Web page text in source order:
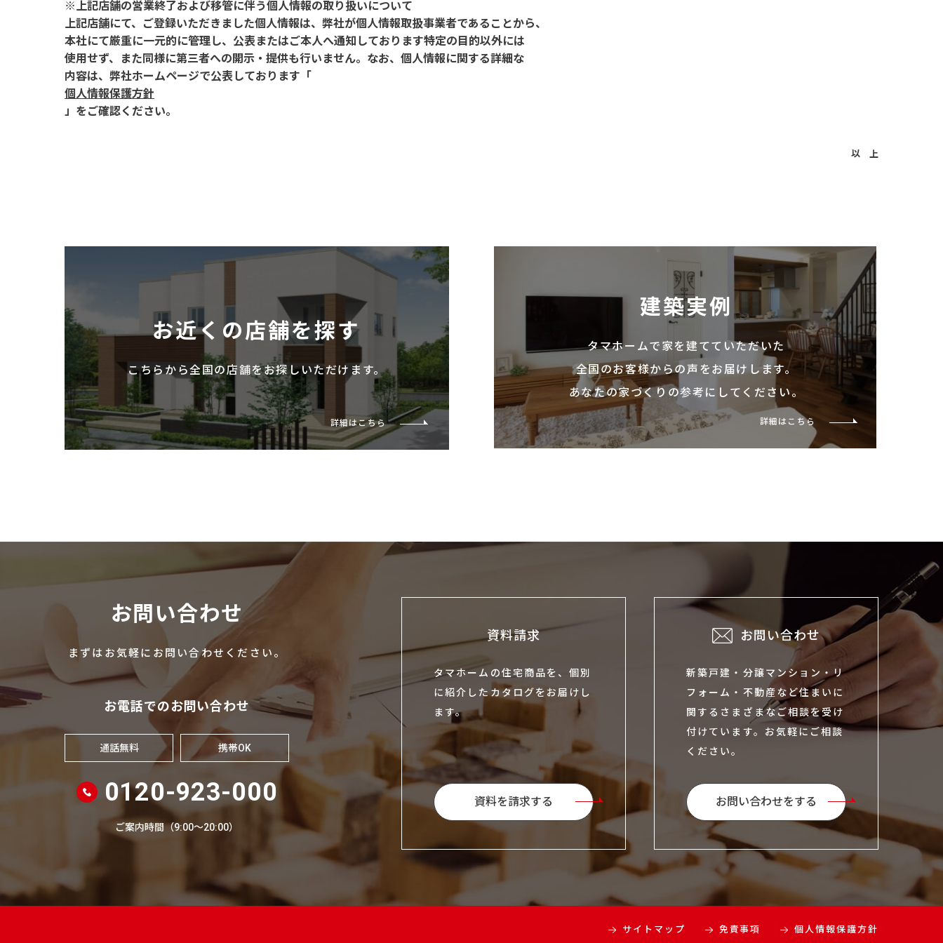
※上記店舗の営業終了および移管に伴う個人情報の取り扱いについて
上記店舗にて、ご登録いただきました個人情報は、弊社が個人情報取扱事業者であることから、
本社にて厳重に一元的に管理し、公表またはご本人へ通知しております特定の目的以外には
使用せず、また同様に第三者への開示・提供も行いません。なお、個人情報に関する詳細な
内容は、弊社ホームページで公表しております「
個人情報保護方針
」をご確認ください。
以 上
お近くの店舗を探す
こちらから全国の店舗をお探しいただけます。
詳細はこちら
建築実例
タマホームで家を建てていただいた
全国のお客様からの声をお届けします。
あなたの家づくりの参考にしてください。
詳細はこちら
お問い合わせ
まずはお気軽にお問い合わせください。
お電話でのお問い合わせ
通話無料 携帯OK
0120-923-000
ご案内時間（9:00～20:00）
資料請求
タマホームの住宅商品を、個別
に紹介したカタログをお届けし
ます。
資料を請求する
お問い合わせ
新築戸建・分譲マンション・リ
フォーム・不動産など住まいに
関するさまざまなご相談を受け
付けています。お気軽にご相談
ください。
お問い合わせをする
サイトマップ 免責事項
個人情報保護方針